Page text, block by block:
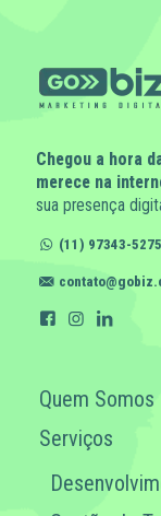
Chegou a hora
merece na
sua presença
(11) 97343-5275
Quem Somos
Serviços